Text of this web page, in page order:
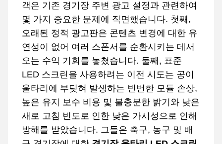
객은 기존 경기장 주변 광고 설정과 관련하여
몇 가지 중요한 문제에 직면했습니다. 첫째,
오래된 정적 광고판은 콘텐츠 변경에 대한 유
연성이 없어 여러 스폰서를 순환시키는 데서
오는 수익 기회를 놓쳤습니다. 둘째, 표준
LED 스크린을 사용하려는 이전 시도는 공이
울타리에 부딪혀 발생하는 빈번한 모듈 손상,
높은 유지 보수 비용 및 불충분한 밝기와 낮은
새로 고침 빈도로 인한 낮은 가시성으로 인해
방해를 받았습니다. 그들은 축구, 농구 및 배